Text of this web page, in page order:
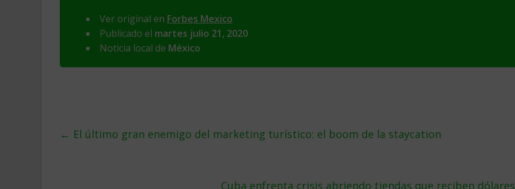
Ver original en Forbes Mexico
Publicado el martes julio 21, 2020
Noticia local de México
← El último gran enemigo del marketing turístico: el boom de la staycation
Cuba enfrenta crisis abriendo tiendas que reciben dólares